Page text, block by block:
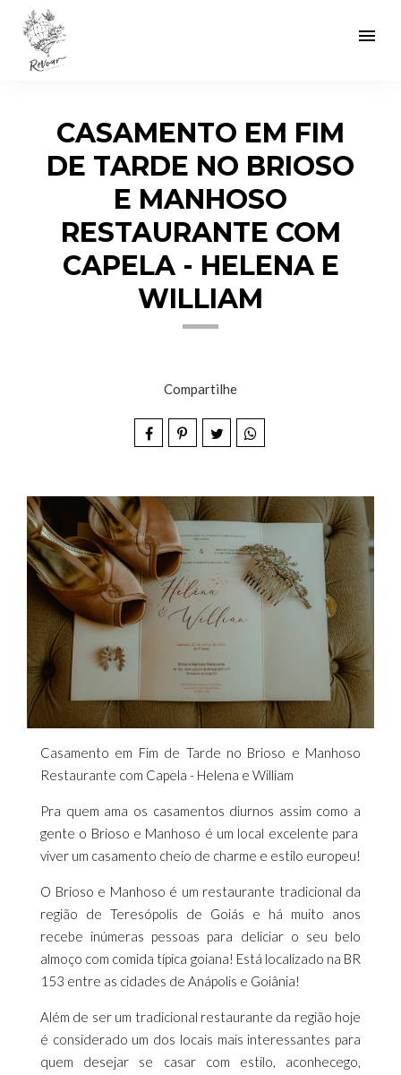
menu
CASAMENTO EM FIM
DE TARDE NO BRIOSO
E MANHOSO
RESTAURANTE COM
CAPELA - HELENA E
WILLIAM
Compartilhe
Casamento em Fim de Tarde no Brioso e Manhoso
Restaurante com Capela - Helena e William
Pra quem ama os casamentos diurnos assim como a
gente o Brioso e Manhoso é um local excelente para
viver um casamento cheio de charme e estilo europeu!
O Brioso e Manhoso é um restaurante tradicional da
região de Teresópolis de Goiás e há muito anos
recebe inúmeras pessoas para deliciar o seu belo
almoço com comida típica goiana! Está localizado na BR
153 entre as cidades de Anápolis e Goiânia!
Além de ser um tradicional restaurante da região hoje
é considerado um dos locais mais interessantes para
quem desejar se casar com estilo, aconhecego,